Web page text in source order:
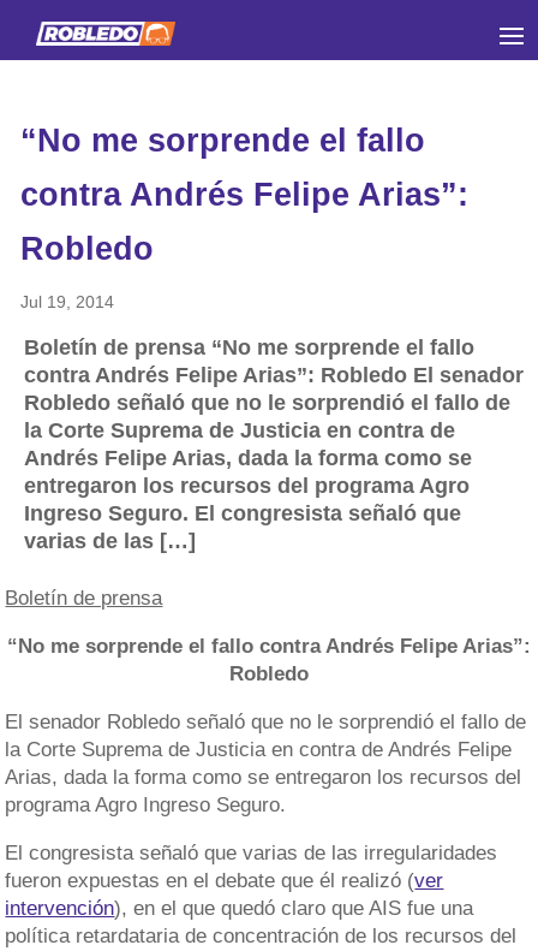
“No me sorprende el fallo
contra Andrés Felipe Arias”:
Robledo
Jul 19, 2014
Boletín de prensa “No me sorprende el fallo
contra Andrés Felipe Arias”: Robledo El senador
Robledo señaló que no le sorprendió el fallo de
la Corte Suprema de Justicia en contra de
Andrés Felipe Arias, dada la forma como se
entregaron los recursos del programa Agro
Ingreso Seguro. El congresista señaló que
varias de las […]
Boletín de prensa
“No me sorprende el fallo contra Andrés Felipe Arias”:
Robledo
El senador Robledo señaló que no le sorprendió el fallo de
la Corte Suprema de Justicia en contra de Andrés Felipe
Arias, dada la forma como se entregaron los recursos del
programa Agro Ingreso Seguro.
El congresista señaló que varias de las irregularidades
fueron expuestas en el debate que él realizó (ver
intervención), en el que quedó claro que AIS fue una
política retardataria de concentración de los recursos del